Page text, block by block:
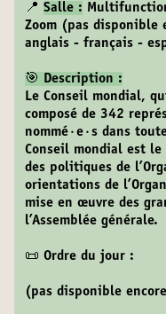
📍 Salle :
Zoom (pas
anglais - français -
🎯 Description :
Le Conseil mondial,
composé de 342
nommé·e·s dans
Conseil mondial est
des politiques de
orientations de
mise en œuvre des
l’Assemblée générale.
📜 Ordre du jour :
(pas disponible